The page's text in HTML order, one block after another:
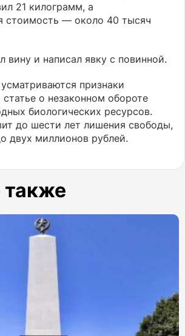
21 килограмм, а
стоимость — около 40 тысяч
вину и написал явку с повинной.
признаки
статье о незаконном обороте
биологических ресурсов.
до шести лет лишения свободы,
двух миллионов рублей.
также